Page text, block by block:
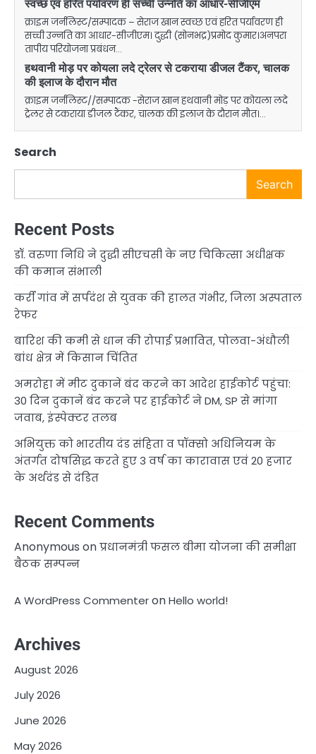
स्वच्छ एवं हरित पर्यावरण ही सच्ची उन्नति का आधार-सीजीएम
क्राइम जर्नलिस्ट/सम्पादक – सेराज खान स्वच्छ एवं हरित पर्यावरण ही
सच्ची उन्नति का आधार-सीजीएम। दुद्धी (सोनभद्र)प्रमोद कुमार।अनपरा
तापीय परियोजना प्रबंधन…
हथवानी मोड़ पर कोयला लदे ट्रेलर से टकराया डीजल टैंकर, चालक
की इलाज के दौरान मौत
क्राइम जर्नलिस्ट//सम्पादक -सेराज खान हथवानी मोड़ पर कोयला लदे
ट्रेलर से टकराया डीजल टैंकर, चालक की इलाज के दौरान मौत।…
Search
Search
Recent Posts
डॉ. वरुणा निधि ने दुद्धी सीएचसी के नए चिकित्सा अधीक्षक
की कमान संभाली
कर्री गांव में सर्पदंश से युवक की हालत गंभीर, जिला अस्पताल
रेफर
बारिश की कमी से धान की रोपाई प्रभावित, पोलवा-अंधौली
बांध क्षेत्र में किसान चिंतित
अमरोहा में मीट दुकानें बंद करने का आदेश हाईकोर्ट पहुंचा:
30 दिन दुकानें बंद करने पर हाईकोर्ट ने DM, SP से मांगा
जवाब, इंस्पेक्टर तलब
अभियुक्त को भारतीय दंड संहिता व पॉक्सो अधिनियम के
अंतर्गत दोषसिद्ध करते हुए 3 वर्ष का कारावास एवं 20 हजार
के अर्थदंड से दंडित
Recent Comments
Anonymous onप्रधानमंत्री फसल बीमा योजना की समीक्षा
बैठक सम्पन्न
A WordPress CommenteronHello world!
Archives
August 2026
July 2026
June 2026
May 2026